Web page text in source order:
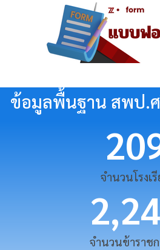
ข้อมูลพื้นฐาน สพป.ศ
จำนวนโรงเ
จำนวนข้าราช